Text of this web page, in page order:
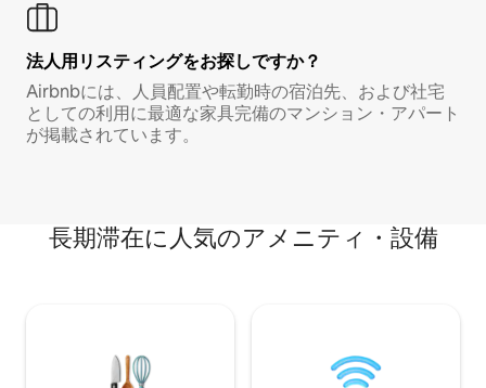
法人用リスティングをお探しですか？
Airbnbには、人員配置や転勤時の宿泊先、および社宅
としての利用に最適な家具完備のマンション・アパート
が掲載されています。
長期滞在に人気のアメニティ・設備